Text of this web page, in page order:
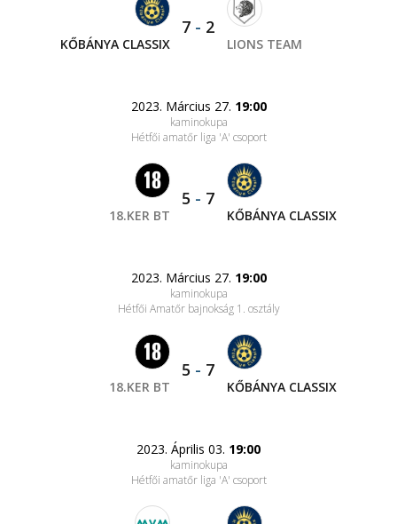
KŐBÁNYA CLASSIX
7 - 2
LIONS TEAM
2023. Március 27. 19:00
kaminokupa
Hétfői amatőr liga 'A' csoport
18.KER BT
5 - 7
KŐBÁNYA CLASSIX
2023. Március 27. 19:00
kaminokupa
Hétfői Amatőr bajnokság 1. osztály
18.KER BT
5 - 7
KŐBÁNYA CLASSIX
2023. Április 03. 19:00
kaminokupa
Hétfői amatőr liga 'A' csoport